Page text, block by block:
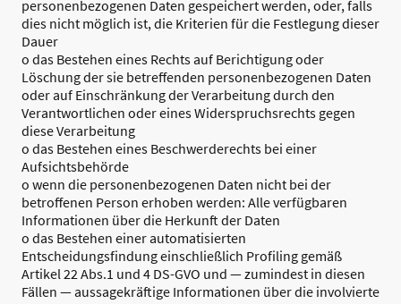
personenbezogenen Daten gespeichert werden, oder, falls
dies nicht möglich ist, die Kriterien für die Festlegung dieser
Dauer
o das Bestehen eines Rechts auf Berichtigung oder
Löschung der sie betreffenden personenbezogenen Daten
oder auf Einschränkung der Verarbeitung durch den
Verantwortlichen oder eines Widerspruchsrechts gegen
diese Verarbeitung
o das Bestehen eines Beschwerderechts bei einer
Aufsichtsbehörde
o wenn die personenbezogenen Daten nicht bei der
betroffenen Person erhoben werden: Alle verfügbaren
Informationen über die Herkunft der Daten
o das Bestehen einer automatisierten
Entscheidungsfindung einschließlich Profiling gemäß
Artikel 22 Abs.1 und 4 DS-GVO und — zumindest in diesen
Fällen — aussagekräftige Informationen über die involvierte